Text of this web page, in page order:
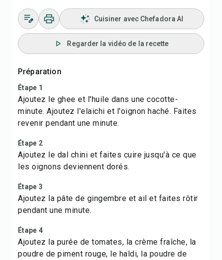
Cuisiner avec Chefadora AI
Regarder la vidéo de la recette
Préparation
Étape 1
Ajoutez le ghee et l'huile dans une cocotte-
minute. Ajoutez l'elaichi et l'oignon haché. Faites
revenir pendant une minute.
Étape 2
Ajoutez le dal chini et faites cuire jusqu'à ce que
les oignons deviennent dorés.
Étape 3
Ajoutez la pâte de gingembre et ail et faites rôtir
pendant une minute.
Étape 4
Ajoutez la purée de tomates, la crème fraîche, la
poudre de piment rouge, le haldi, la poudre de